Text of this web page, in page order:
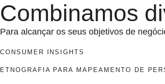
Combinamos
Para alcançar os seus objetivos de
CONSUMER INSIGHTS
ETNOGRAFIA PARA MAPEAMENTO DE